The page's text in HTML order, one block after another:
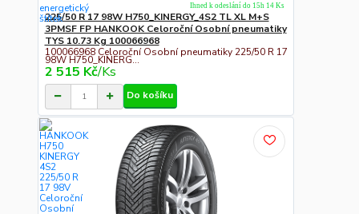
225/50 R 17 98W H750_KINERGY_4S2 TL XL M+S
3PMSF FP HANKOOK Celoroční Osobní pneumatiky
TYS 10.73 Kg 100066968
100066968 Celoroční Osobní pneumatiky 225/50 R 17
98W H750_KINERG...
2 515 Kč/Ks
Ihned k odeslání do 15h 14 Ks
Do košíku